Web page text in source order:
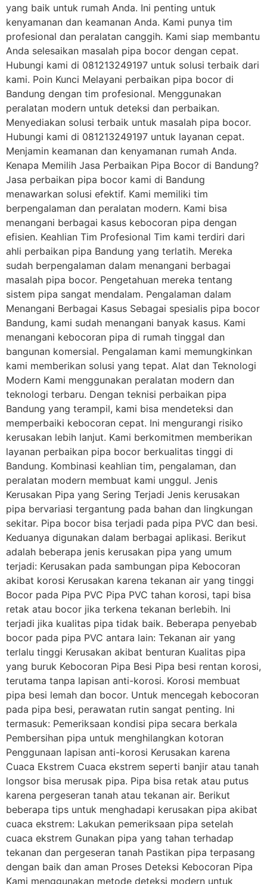
yang baik untuk rumah Anda. Ini penting untuk
kenyamanan dan keamanan Anda. Kami punya tim
profesional dan peralatan canggih. Kami siap membantu
Anda selesaikan masalah pipa bocor dengan cepat.
Hubungi kami di 081213249197 untuk solusi terbaik dari
kami. Poin Kunci Melayani perbaikan pipa bocor di
Bandung dengan tim profesional. Menggunakan
peralatan modern untuk deteksi dan perbaikan.
Menyediakan solusi terbaik untuk masalah pipa bocor.
Hubungi kami di 081213249197 untuk layanan cepat.
Menjamin keamanan dan kenyamanan rumah Anda.
Kenapa Memilih Jasa Perbaikan Pipa Bocor di Bandung?
Jasa perbaikan pipa bocor kami di Bandung
menawarkan solusi efektif. Kami memiliki tim
berpengalaman dan peralatan modern. Kami bisa
menangani berbagai kasus kebocoran pipa dengan
efisien. Keahlian Tim Profesional Tim kami terdiri dari
ahli perbaikan pipa Bandung yang terlatih. Mereka
sudah berpengalaman dalam menangani berbagai
masalah pipa bocor. Pengetahuan mereka tentang
sistem pipa sangat mendalam. Pengalaman dalam
Menangani Berbagai Kasus Sebagai spesialis pipa bocor
Bandung, kami sudah menangani banyak kasus. Kami
menangani kebocoran pipa di rumah tinggal dan
bangunan komersial. Pengalaman kami memungkinkan
kami memberikan solusi yang tepat. Alat dan Teknologi
Modern Kami menggunakan peralatan modern dan
teknologi terbaru. Dengan teknisi perbaikan pipa
Bandung yang terampil, kami bisa mendeteksi dan
memperbaiki kebocoran cepat. Ini mengurangi risiko
kerusakan lebih lanjut. Kami berkomitmen memberikan
layanan perbaikan pipa bocor berkualitas tinggi di
Bandung. Kombinasi keahlian tim, pengalaman, dan
peralatan modern membuat kami unggul. Jenis
Kerusakan Pipa yang Sering Terjadi Jenis kerusakan
pipa bervariasi tergantung pada bahan dan lingkungan
sekitar. Pipa bocor bisa terjadi pada pipa PVC dan besi.
Keduanya digunakan dalam berbagai aplikasi. Berikut
adalah beberapa jenis kerusakan pipa yang umum
terjadi: Kerusakan pada sambungan pipa Kebocoran
akibat korosi Kerusakan karena tekanan air yang tinggi
Bocor pada Pipa PVC Pipa PVC tahan korosi, tapi bisa
retak atau bocor jika terkena tekanan berlebih. Ini
terjadi jika kualitas pipa tidak baik. Beberapa penyebab
bocor pada pipa PVC antara lain: Tekanan air yang
terlalu tinggi Kerusakan akibat benturan Kualitas pipa
yang buruk Kebocoran Pipa Besi Pipa besi rentan korosi,
terutama tanpa lapisan anti-korosi. Korosi membuat
pipa besi lemah dan bocor. Untuk mencegah kebocoran
pada pipa besi, perawatan rutin sangat penting. Ini
termasuk: Pemeriksaan kondisi pipa secara berkala
Pembersihan pipa untuk menghilangkan kotoran
Penggunaan lapisan anti-korosi Kerusakan karena
Cuaca Ekstrem Cuaca ekstrem seperti banjir atau tanah
longsor bisa merusak pipa. Pipa bisa retak atau putus
karena pergeseran tanah atau tekanan air. Berikut
beberapa tips untuk menghadapi kerusakan pipa akibat
cuaca ekstrem: Lakukan pemeriksaan pipa setelah
cuaca ekstrem Gunakan pipa yang tahan terhadap
tekanan dan pergeseran tanah Pastikan pipa terpasang
dengan baik dan aman Proses Deteksi Kebocoran Pipa
Kami menggunakan metode deteksi modern untuk